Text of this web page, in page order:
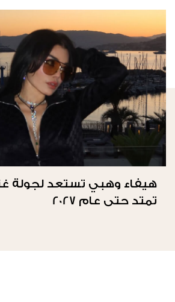
هيفاء وهبي تستعد لجولة
تمتد حتى عام 2027